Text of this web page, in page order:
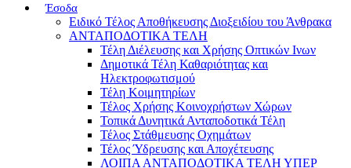
Έσοδα
Ειδικό Τέλος Αποθήκευσης Διοξειδίου του Άνθρακα
ΑΝΤΑΠΟΔΟΤΙΚΑ ΤΕΛΗ
Τέλη Διέλευσης και Χρήσης Οπτικών Ινων
Δημοτικά Τέλη Καθαριότητας και
Ηλεκτροφωτισμού
Τέλη Κοιμητηρίων
Τέλος Χρήσης Κοινοχρήστων Χώρων
Τοπικά Δυνητικά Ανταποδοτικά Τέλη
Τέλος Στάθμευσης Οχημάτων
Τέλος Ύδρευσης και Αποχέτευσης
ΛΟΙΠΑ ΑΝΤΑΠΟΔΟΤΙΚΑ ΤΕΛΗ ΥΠΕΡ